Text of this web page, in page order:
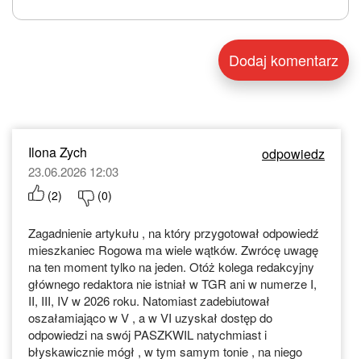
Ilona Zych odpowiedz
23.06.2026 12:03
(2) (0)
Zagadnienie artykułu , na który przygotował odpowiedź
mieszkaniec Rogowa ma wiele wątków. Zwrócę uwagę
na ten moment tylko na jeden. Otóż kolega redakcyjny
głównego redaktora nie istniał w TGR ani w numerze I,
II, III, IV w 2026 roku. Natomiast zadebiutował
oszałamiająco w V , a w VI uzyskał dostęp do
odpowiedzi na swój PASZKWIL natychmiast i
błyskawicznie mógł , w tym samym tonie , na niego